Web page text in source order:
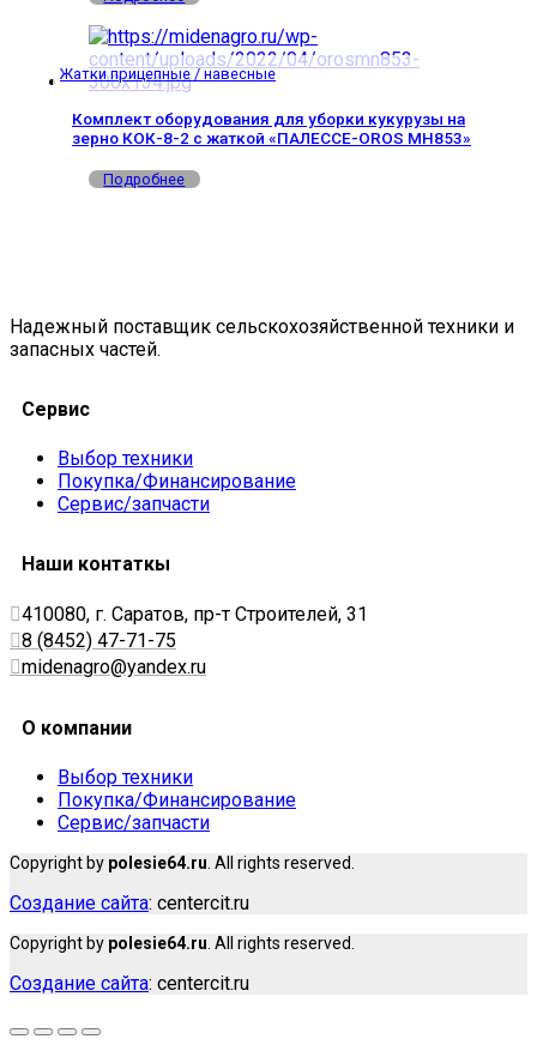
Жатки прицепные / навесные
Комплект оборудования для уборки кукурузы на
зерно КОК-8-2 с жаткой «ПАЛЕССЕ-OROS MH853»
Подробнее
Надежный поставщик сельскохозяйственной техники и
запасных частей.
Сервис
Выбор техники
Покупка/Финансирование
Сервис/запчасти
Наши контаткы
410080, г. Саратов, пр-т Строителей, 31
8 (8452) 47-71-75
midenagro@yandex.ru
О компании
Выбор техники
Покупка/Финансирование
Сервис/запчасти
Copyright by polesie64.ru . All rights reserved.
Создание сайта: centercit.ru
Copyright by polesie64.ru . All rights reserved.
Создание сайта: centercit.ru